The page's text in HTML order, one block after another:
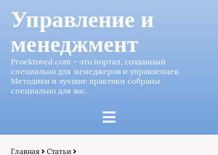
Управление и
менеджмент
Proektoved.com – это портал, созданный
специально для менеджеров и управленцев.
Методики и лучшие практики собраны
специально для вас.
Главная Статьи